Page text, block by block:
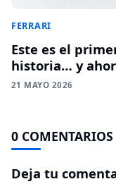
FERRARI
Este es el
historia… y
21 MAYO 2026
0 COMENTARIOS
Deja tu